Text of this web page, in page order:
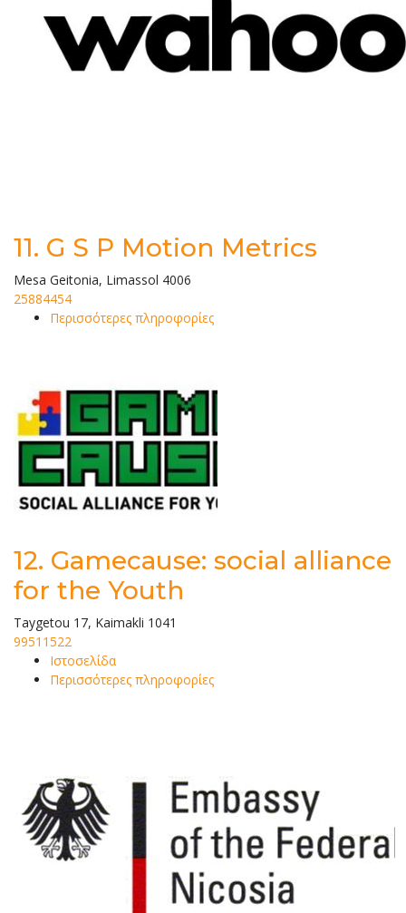
11. G S P Motion Metrics
Mesa Geitonia, Limassol 4006
25884454
Περισσότερες πληροφορίες
12. Gamecause: social alliance
for the Youth
Taygetou 17, Kaimakli 1041
99511522
Ιστοσελίδα
Περισσότερες πληροφορίες